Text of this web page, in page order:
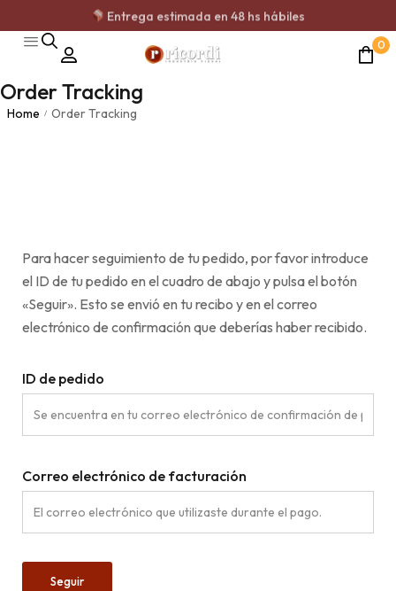
Entrega estimada en 48 hs hábiles
0
Order Tracking
Home / Order Tracking
Para hacer seguimiento de tu pedido, por favor introduce
el ID de tu pedido en el cuadro de abajo y pulsa el botón
«Seguir». Esto se envió en tu recibo y en el correo
electrónico de confirmación que deberías haber recibido.
ID de pedido
Correo electrónico de facturación
Seguir